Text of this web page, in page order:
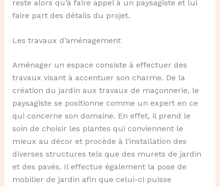
reste alors qu’à faire appel à un paysagiste et lui
faire part des détails du projet.
Les travaux d’aménagement
Aménager un espace consiste à effectuer des
travaux visant à accentuer son charme. De la
création du jardin aux travaux de maçonnerie, le
paysagiste se positionne comme un expert en ce
qui concerne son domaine. En effet, il prend le
soin de choisir les plantes qui conviennent le
mieux au décor et procède à l’installation des
diverses structures tels que des murets de jardin
et des pavés. Il effectue également la pose de
mobilier de jardin afin que celui-ci puisse